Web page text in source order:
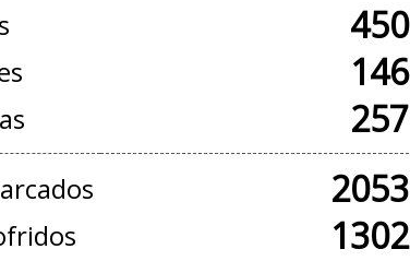
450
146
257
2053
1302